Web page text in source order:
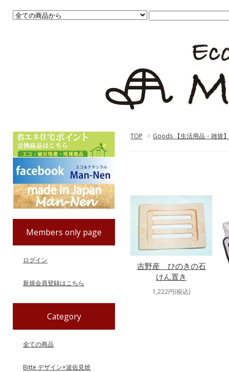
TOP > Goods 【生活用品・雑貨】
吉野産 ひのきの石
けん置き
1,222円(税込)
Members only page
ログイン
新規会員登録はこちら
Category
全ての商品
Bitte デザイン×波佐見焼